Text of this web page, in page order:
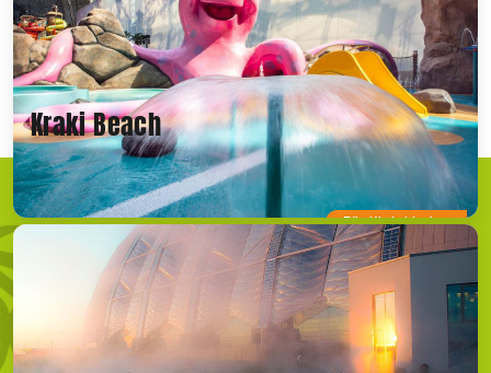
Für Kleinkinder
Kraki Beach